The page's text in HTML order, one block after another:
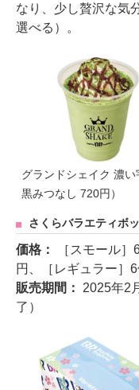
なり、少し贅沢な気
選べる）。
グランドシェイク 濃
黒みつなし 720円）
さくらバラエティボ
価格：
［スモール
円、［レギュラー］
販売期間： 2025年2
了）